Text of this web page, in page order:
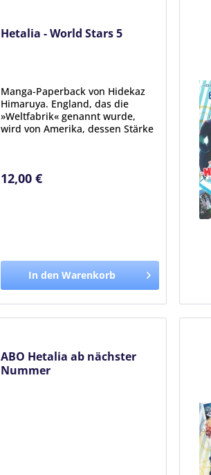
Hetalia - World Stars 5
Manga-Paperback von Hidekaz
Himaruya. England, das die
»Weltfabrik« genannt wurde,
wird von Amerika, dessen Stärke
Und so beschließt England,...
12,00 €
In den Warenkorb
ABO Hetalia ab nächster
Nummer